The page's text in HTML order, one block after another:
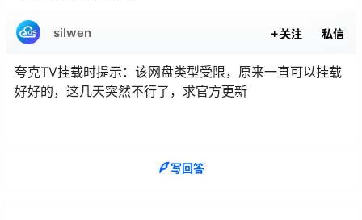
silwen 关注 私信
夸克TV挂载时提示：该网盘类型受限，原来一直可以挂载
好好的，这几天突然不行了，求官方更新
写回答